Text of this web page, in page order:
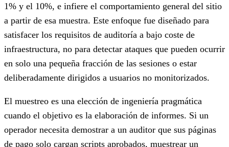
1% y el 10%, e infiere el comportamiento general del sitio
a partir de esa muestra. Este enfoque fue diseñado para
satisfacer los requisitos de auditoría a bajo coste de
infraestructura, no para detectar ataques que pueden ocurrir
en solo una pequeña fracción de las sesiones o estar
deliberadamente dirigidos a usuarios no monitorizados.
El muestreo es una elección de ingeniería pragmática
cuando el objetivo es la elaboración de informes. Si un
operador necesita demostrar a un auditor que sus páginas
de pago solo cargan scripts aprobados, muestrear un